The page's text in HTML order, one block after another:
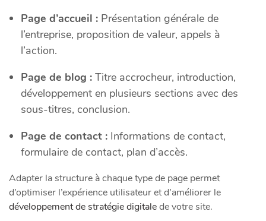
Page d’accueil : Présentation générale de
l’entreprise, proposition de valeur, appels à
l’action.
Page de blog : Titre accrocheur, introduction,
développement en plusieurs sections avec des
sous-titres, conclusion.
Page de contact : Informations de contact,
formulaire de contact, plan d’accès.
Adapter la structure à chaque type de page permet
d’optimiser l’expérience utilisateur et d’améliorer le
développement de stratégie digitalede votre site.